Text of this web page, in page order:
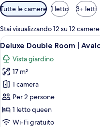
Filtri
disponibili
per
le
camere
Tutte le camere 1 letto 3+ letti
Stai visualizzando 12 su 12 camere
Apri
tutte
le
foto
per
Deluxe
Double
Room
12
Deluxe Double Room |
Vista giardino
17 m²
1 camera
Per 2 persone
1 letto queen
Wi-Fi gratuito